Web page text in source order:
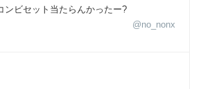
ンビセット当たらんかったー?
@no_nonx